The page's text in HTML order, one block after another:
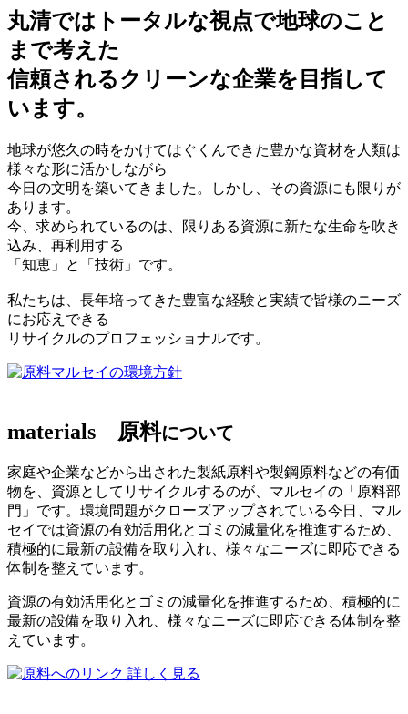
丸清ではトータルな視点で地球のこと
まで考えた
信頼されるクリーンな企業を目指して
います。
地球が悠久の時をかけてはぐくんできた豊かな資材を人類は
様々な形に活かしながら
今日の文明を築いてきました。しかし、その資源にも限りが
あります。
今、求められているのは、限りある資源に新たな生命を吹き
込み、再利用する
「知恵」と「技術」です。
私たちは、長年培ってきた豊富な経験と実績で皆様のニーズ
にお応えできる
リサイクルのプロフェッショナルです。
マルセイの環境方針
materials 原料について
家庭や企業などから出された製紙原料や製鋼原料などの有価
物を、資源としてリサイクルするのが、マルセイの「原料部
門」です。環境問題がクローズアップされている今日、マル
セイでは資源の有効活用化とゴミの減量化を推進するため、
積極的に最新の設備を取り入れ、様々なニーズに即応できる
体制を整えています。
資源の有効活用化とゴミの減量化を推進するため、積極的に
最新の設備を取り入れ、様々なニーズに即応できる体制を整
えています。
詳しく見る